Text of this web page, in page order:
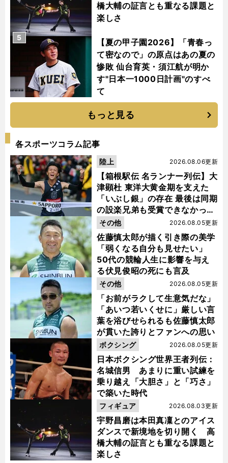
橋大輔の証言とも重なる課題と
楽しさ
【夏の甲子園2026】「青春っ
て密なので」の原点はあの夏の
惨敗 仙台育英・須江航が明か
す"日本一1000日計画"のすべ
て
5
もっと見る
各スポーツコラム記事
【箱根駅伝 名ランナー列伝】大
津顕杜 東洋大黄金期を支えた
「いぶし銀」の存在 最後は同期
の設楽兄弟も受賞できなかった
金栗杯に輝く
2026.08.06更新
陸上
佐藤慎太郎が描く引き際の美学
「弱くなる自分も見せたい」
50代の競輪人生に影響を与え
る伏見俊昭の死にも言及
2026.08.05更新
その他
「お前がラクして生意気だな」
「あいつ若いくせに」厳しい言
葉を浴びせられるも佐藤慎太郎
が貫いた誇りとファンへの思い
2026.08.05更新
その他
日本ボクシング世界王者列伝：
名城信男 あまりに重い試練を
乗り越え「大胆さ」と「巧さ」
で築いた時代
2026.08.05更新
ボクシング
宇野昌磨は本田真凜とのアイス
ダンスで新境地を切り開く 高
橋大輔の証言とも重なる課題と
楽しさ
2026.08.03更新
フィギュア